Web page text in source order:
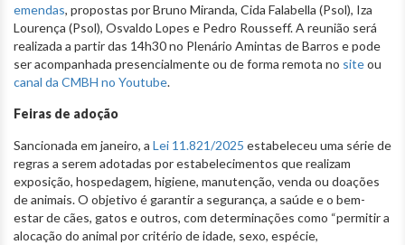
emendas, propostas por Bruno Miranda, Cida Falabella (Psol), Iza
Lourença (Psol), Osvaldo Lopes e Pedro Rousseff. A reunião será
realizada a partir das 14h30 no Plenário Amintas de Barros e pode
ser acompanhada presencialmente ou de forma remota no siteou
canal da CMBH no Youtube.
Feiras de adoção
Sancionada em janeiro, a Lei 11.821/2025 estabeleceu uma série de
regras a serem adotadas por estabelecimentos que realizam
exposição, hospedagem, higiene, manutenção, venda ou doações
de animais. O objetivo é garantir a segurança, a saúde e o bem-
estar de cães, gatos e outros, com determinações como “permitir a
alocação do animal por critério de idade, sexo, espécie,